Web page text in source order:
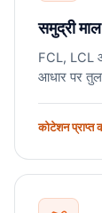
समुद्री
FCL,
आधार पर
कोटेशन प्राप्त